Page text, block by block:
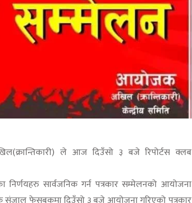
ले आज दिउँसो ३ बजे रिपोर्टस क्लब
निर्णयहरु सार्वजनिक गर्न पत्रकार सम्मेलनको आयोजना